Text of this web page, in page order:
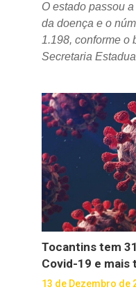
O estado passou
da doença e o
1.198, conforme o
Secretaria
Tocantins tem
Covid-19 e
13 de Dezembro de